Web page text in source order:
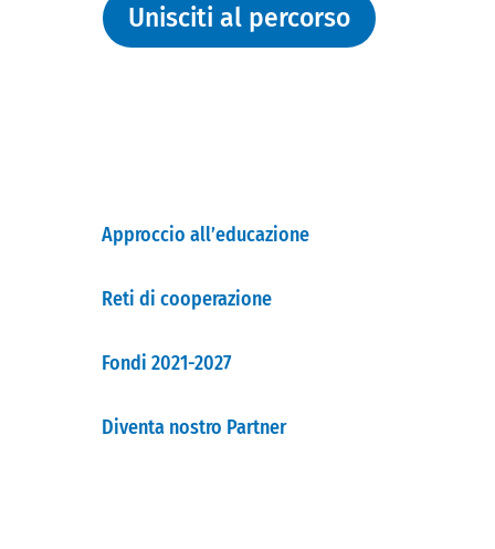
Unisciti al percorso
Approccio all’educazione
Reti di cooperazione
Fondi 2021-2027
Diventa nostro Partner